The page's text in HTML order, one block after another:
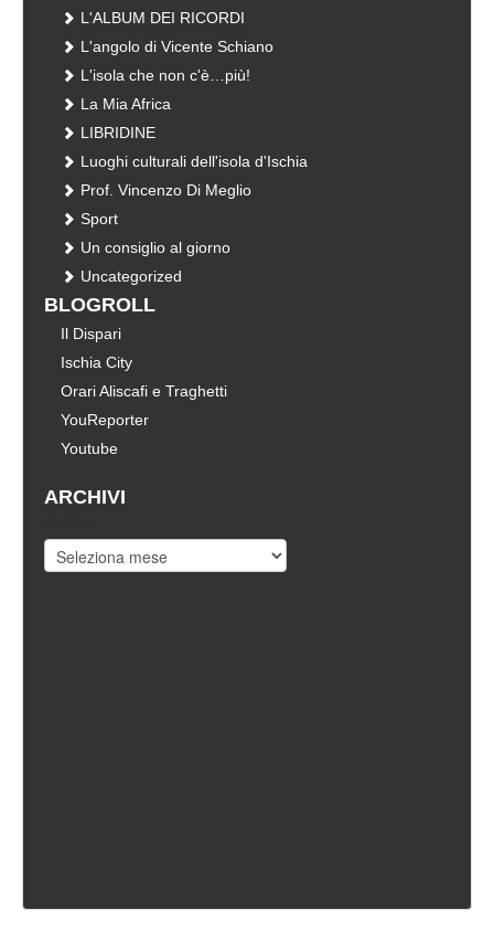
L'ALBUM DEI RICORDI
L'angolo di Vicente Schiano
L'isola che non c'è…più!
La Mia Africa
LIBRIDINE
Luoghi culturali dell'isola d'Ischia
Prof. Vincenzo Di Meglio
Sport
Un consiglio al giorno
Uncategorized
BLOGROLL
Il Dispari
Ischia City
Orari Aliscafi e Traghetti
YouReporter
Youtube
ARCHIVI